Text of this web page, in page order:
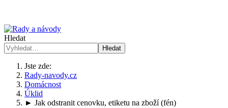
Hledat
Hledat
Jste zde:
Rady-navody.cz
Domácnost
Úklid
► Jak odstranit cenovku, etiketu na zboží (fén)